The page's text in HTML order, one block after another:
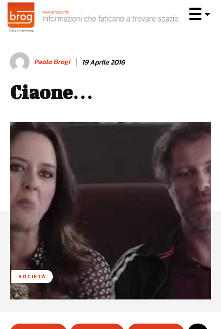
Paolo Brogi 19 Aprile 2016
Ciaone…
SOCIETÀ